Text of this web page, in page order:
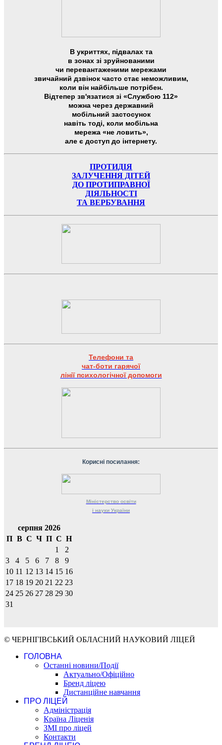
В укриттях, підвалах та
в зонах зі зруйнованими
чи перевантаженими мережами
звичайний дзвінок часто стає неможливим,
коли він найбільше потрібен.
Відтепер зв'язатися зі «Службою 112»
можна через державний
мобільний застосунок
навіть тоді, коли мобільна
мережа «не ловить»,
але є доступ до інтернету.
ПРОТИДІЯ
ЗАЛУЧЕННЯ ДІТЕЙ
ДО ПРОТИПРАВНОЇ
ДІЯЛЬНОСТІ
ТА ВЕРБУВАННЯ
Телефони та
чат-боти гарячої
лінії психологічної допомоги
Корисні посилання:
Міністерство освіти
і науки України
серпня 2026
П В С Ч П С Н
1
2
3
4 5 6 7 8
9
10 11 12 13 14 15 16
17 18 19 20 21 22 23
24 25 26 27 28 29 30
31
© ЧЕРНІГІВСЬКИЙ ОБЛАСНИЙ НАУКОВИЙ ЛІЦЕЙ
ГОЛОВНА
Останні новини/Події
Актуально/Офіційно
Бренд ліцею
Дистанційне навчання
ПРО ЛІЦЕЙ
Адміністрація
Країна Ліценія
ЗМІ про ліцей
Контакти